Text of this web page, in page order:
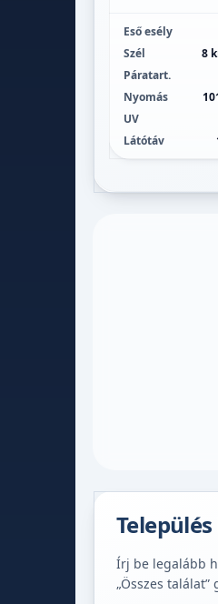
Eső esély
Szél
8
Páratart.
Nyomás
UV
Látótáv
Írj be legalább
„Összes